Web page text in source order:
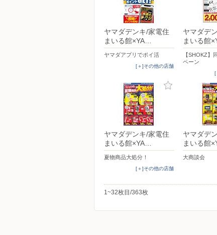
ヤマダデンキ/家電住
まいる館×YA…
ヤマダアプリでポイ活
[＋]その他の店舗
ヤマダデ
まいる館
【SHOKZ】
ペーン
[
ヤマダデンキ/家電住
まいる館×YA…
夏物商品大処分！
[＋]その他の店舗
ヤマダデ
まいる館
大商談会
1~32枚目/363枚